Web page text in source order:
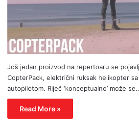
Još jedan proizvod na repertoaru se
CopterPack, električni ruksak helikopter
autopilotom. Riječ ‘konceptualno’ može
Read More »